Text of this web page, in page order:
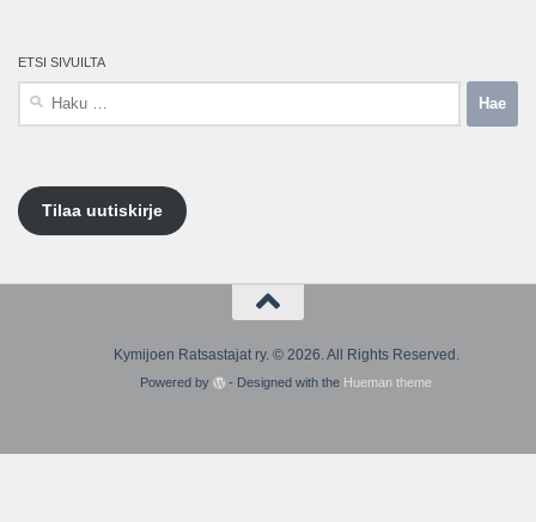
ETSI SIVUILTA
Tilaa uutiskirje
Kymijoen Ratsastajat ry. © 2026. All Rights Reserved.
Powered by - Designed with the Hueman theme